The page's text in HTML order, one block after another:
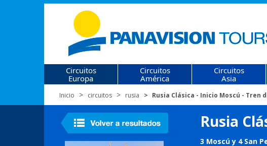
Circuitos
Europa
Circuitos
América
Circuitos
Asia
Inicio circuitos rusia Rusia Clásica - Inicio Moscú - Tren
Rusia
3 Moscú y 4 San